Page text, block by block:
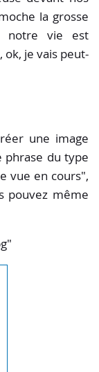
la grosse
notre vie est
ok, je vais peut-
une image
phrase du type
vue en cours",
pouvez même